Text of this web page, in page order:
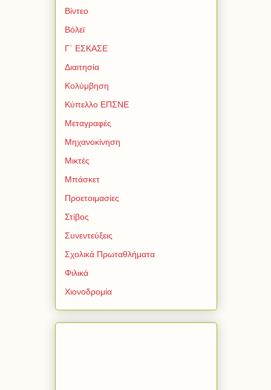
Βίντεο
Βόλεϊ
Γ΄ ΕΣΚΑΣΕ
Διαιτησία
Κολύμβηση
Κύπελλο ΕΠΣΝΕ
Μεταγραφές
Μηχανοκίνηση
Μικτές
Μπάσκετ
Προετοιμασίες
Στίβος
Συνεντεύξεις
Σχολικά Πρωταθλήματα
Φιλικά
Χιονοδρομία